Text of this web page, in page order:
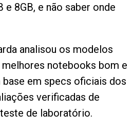
e 8GB, e não saber onde
analisou os modelos
melhores notebooks bom e
em specs oficiais dos
verificadas de
de laboratório.